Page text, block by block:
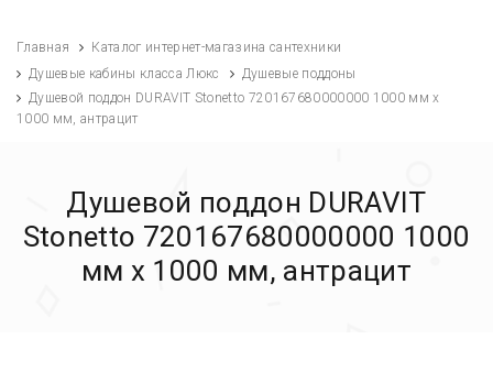
Главная
Каталог интернет-магазина сантехники
Душевые кабины класса Люкс
Душевые поддоны
Душевой поддон DURAVIT Stonetto 720167680000000 1000 мм х
1000 мм, антрацит
Душевой поддон DURAVIT
Stonetto 720167680000000 1000
мм х 1000 мм, антрацит